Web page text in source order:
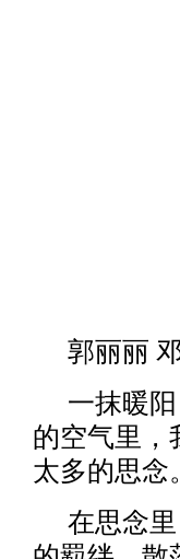
郭丽丽
一抹暖
的空气里，
太多的思念
在思念